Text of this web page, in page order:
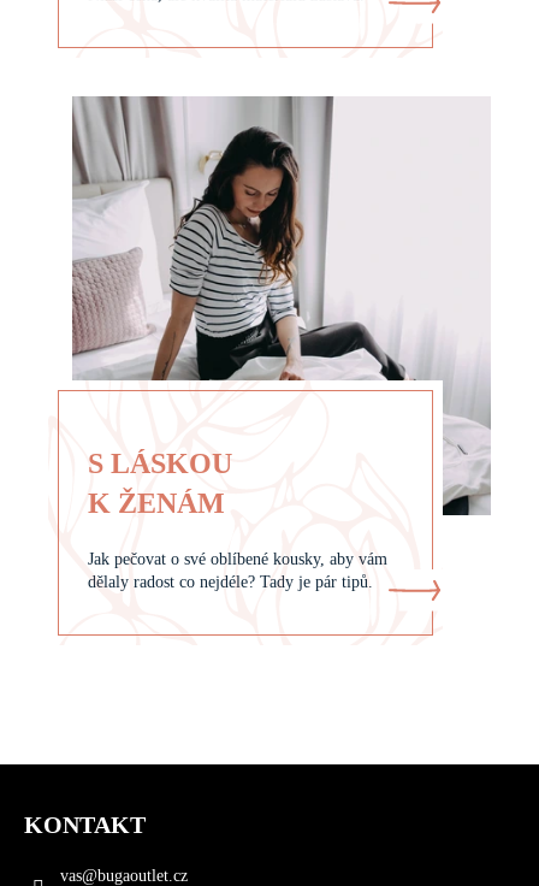
S LÁSKOU
K ŽENÁM
Jak pečovat o své oblíbené kousky, aby vám
dělaly radost co nejdéle? Tady je pár tipů.
Z
KONTAKT
vas@bugaoutlet.cz